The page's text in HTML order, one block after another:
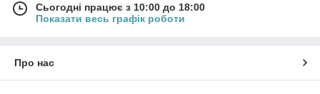
Сьогодні працює з 10:00 до 18:00
Показати весь графік роботи
Про нас